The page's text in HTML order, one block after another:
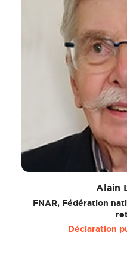
Alain
FNAR, Fédération
Déclaration